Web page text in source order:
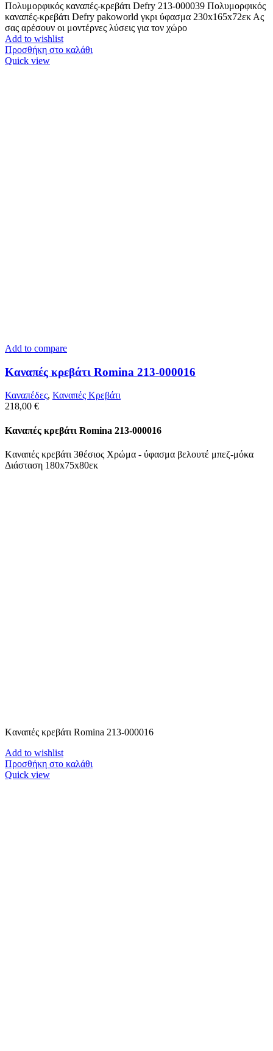
Πολυμορφικός καναπές-κρεβάτι Defry 213-000039 Πολυμορφικός
καναπές-κρεβάτι Defry pakoworld γκρι ύφασμα 230x165x72εκ Ας
σας αρέσουν οι μοντέρνες λύσεις για τον χώρο
Add to wishlist
Προσθήκη στο καλάθι
Quick view
Add to compare
Kαναπές κρεβάτι Romina 213-000016
Καναπέδες, Καναπές Κρεβάτι
218,00 €
Kαναπές κρεβάτι Romina 213-000016
Kαναπές κρεβάτι 3θέσιος Χρώμα - ύφασμα βελουτέ μπεζ-μόκα
Διάσταση 180x75x80εκ
Kαναπές κρεβάτι Romina 213-000016
Add to wishlist
Προσθήκη στο καλάθι
Quick view